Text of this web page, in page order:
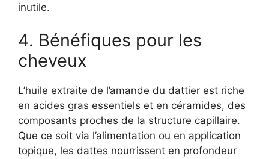
inutile.
4. Bénéfiques pour les
cheveux
L’huile extraite de l’amande du dattier est riche
en acides gras essentiels et en céramides, des
composants proches de la structure capillaire.
Que ce soit via l’alimentation ou en application
topique, les dattes nourrissent en profondeur